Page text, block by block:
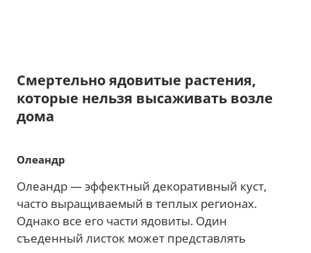
Смертельно ядовитые растения,
которые нельзя высаживать возле
дома
Олеандр
Олеандр — эффектный декоративный куст,
часто выращиваемый в теплых регионах.
Однако все его части ядовиты. Один
съеденный листок может представлять